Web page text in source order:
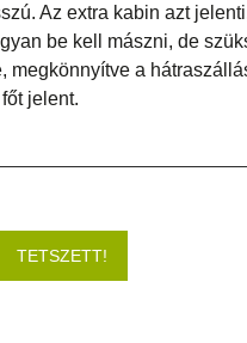
Az extra kabin azt
be kell mászni, de
megkönnyítve a
jelent.
TETSZETT!